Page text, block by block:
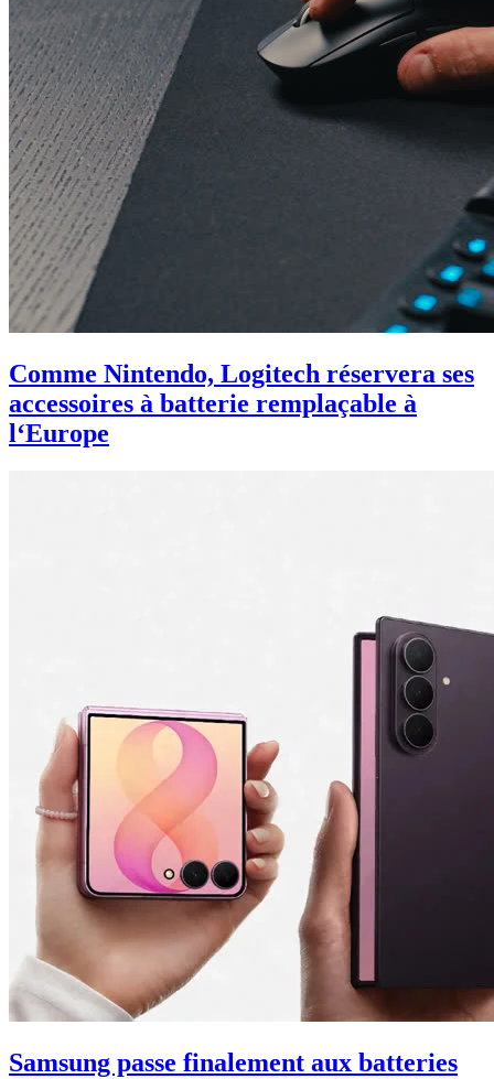
Comme Nintendo, Logitech réservera ses
accessoires à batterie remplaçable à
l‘Europe
Samsung passe finalement aux batteries